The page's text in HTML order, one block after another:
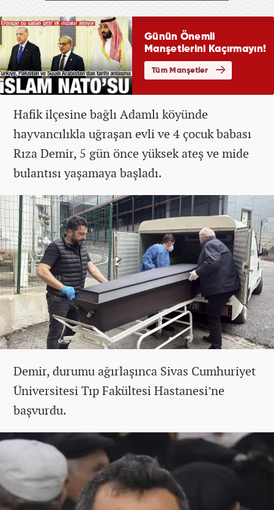
Hafik ilçesine bağlı Adamlı köyünde
hayvancılıkla uğraşan evli ve 4 çocuk babası
Rıza Demir, 5 gün önce yüksek ateş ve mide
bulantısı yaşamaya başladı.
Demir, durumu ağırlaşınca Sivas Cumhuriyet
Üniversitesi Tıp Fakültesi Hastanesi’ne
başvurdu.